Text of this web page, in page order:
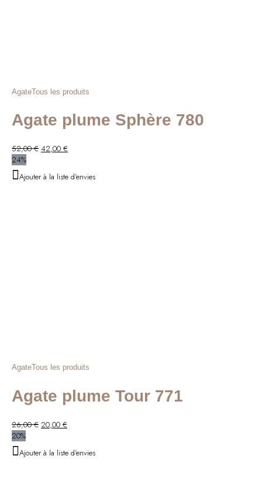
AgateTous les produits
Agate plume Sphère 780
52,00€ Le
était :
42,00 €
est :
24%
Ajouter à la liste d'envies
AgateTous les produits
Agate plume Tour 771
26,00€ Le
était :
20,00 €
est :
20%
Ajouter à la liste d'envies